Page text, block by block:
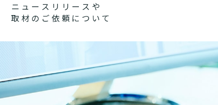
ニ ュ ー ス リ リ ー ス や
取 材 の ご 依 頼 に つ い て